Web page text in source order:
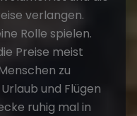
verlangen.
Rolle spielen.
Preise meist
zu
und Flügen
ruhig mal in